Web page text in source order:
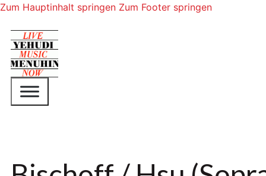
Zum Hauptinhalt springen Zum Footer springen